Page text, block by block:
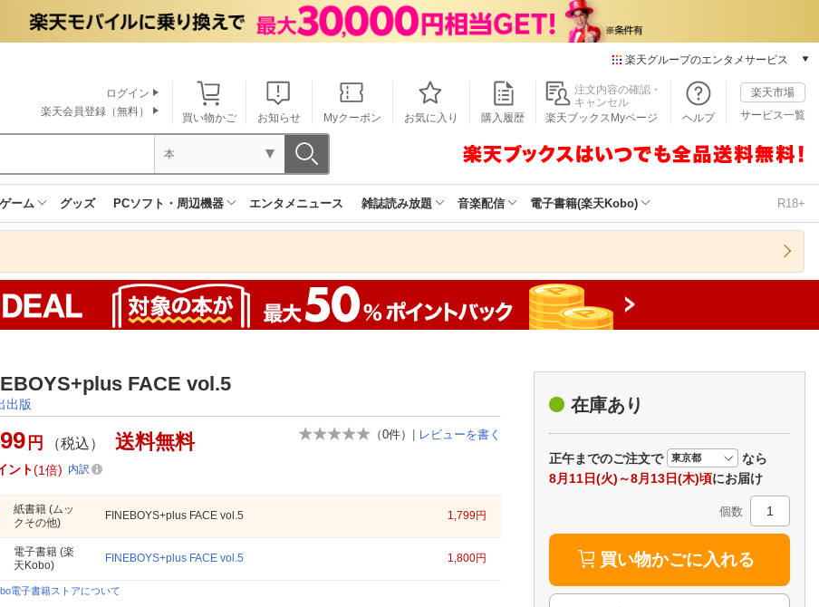
楽天グループのエンタメサービス
本/ゲーム/CD/DVD
楽天ブックス
楽天Kobo
楽天ミュージック
楽天TV
エンタメニュース
推し楽
買い物かご お知らせ Myクーポン お気に入り 購入履歴
注文内容の確認・
キャンセル
楽天ブックスMyページ
ヘルプ
楽天市場
サービス一覧
ログイン
楽天会員登録（無料）
本
ゲーム グッズ PCソフト・周辺機器 エンタメニュース 雑誌読み放題 音楽配信 電子書籍(楽天Kobo) R18+
FACE vol.5
出版
（0件） | レビューを書く
円 （税込） 送料無料
ント 1倍 内訳
紙書籍 (ムッ
クその他)
FINEBOYS+plus FACE vol.5 1,799円
電子書籍 (楽
天Kobo)
FINEBOYS+plus FACE vol.5 1,800円
電子書籍ストアについて
在庫あり
正午までのご注文で
なら
8月11日(火)～8月13日(木)頃にお届け
個数
買い物かごに入れる